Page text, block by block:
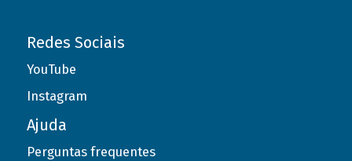
Redes Sociais
YouTube
Instagram
Ajuda
Perguntas frequentes